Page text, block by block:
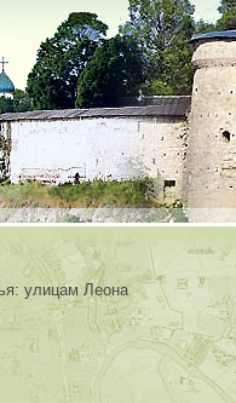
улицам Леона